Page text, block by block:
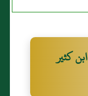
كثير